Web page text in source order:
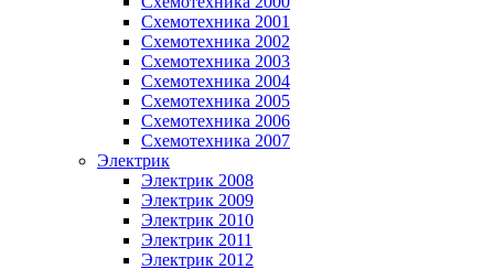
Схемотехника 2001
Схемотехника 2002
Схемотехника 2003
Схемотехника 2004
Схемотехника 2005
Схемотехника 2006
Схемотехника 2007
Электрик
Электрик 2008
Электрик 2009
Электрик 2010
Электрик 2011
Электрик 2012